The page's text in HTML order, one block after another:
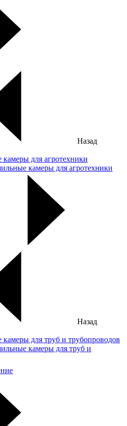
Назад
камеры для агротехники
камеры для агротехники
Назад
камеры для труб и трубопроводов
камеры для труб и